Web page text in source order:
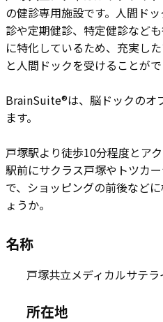
の健診専用施設です。人間ド
診や定期健診、特定健診など
に特化しているため、充実し
と人間ドックを受けることがで
BrainSuite®は、脳ドックのオ
ます。
戸塚駅より徒歩10分程度とア
駅前にサクラス戸塚やトツカ
で、ショッピングの前後など
ょうか。
名称
戸塚共立メディカルサテ
所在地